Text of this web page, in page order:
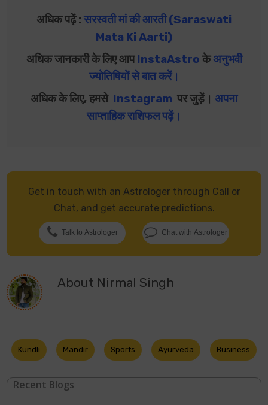
अधिक पढ़ें : सरस्वती मां की आरती (Saraswati
Mata Ki Aarti)
अधिक जानकारी के लिए आपInstaAstro केअनुभवी
ज्योतिषियों से बात करें।
अधिक के लिए, हमसे Instagram पर जुड़ें। अपना
साप्ताहिक राशिफल पढ़ें।
Get in touch with an Astrologer through Call or
Chat, and get accurate predictions.
Talk to Astrologer Chat with Astrologer
About Nirmal Singh
Kundli Mandir Sports Ayurveda Business
Recent Blogs